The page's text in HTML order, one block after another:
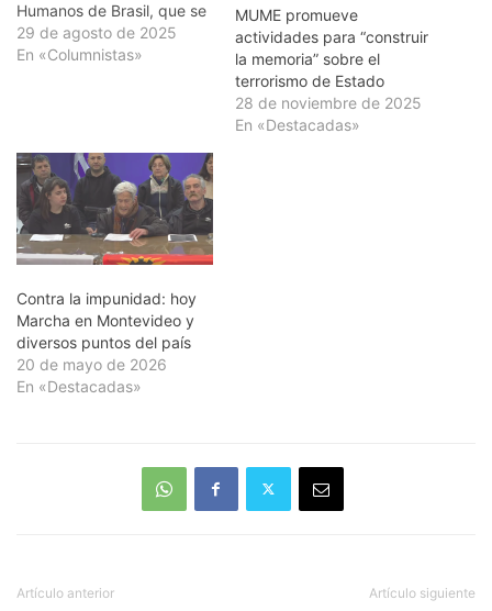
Humanos de Brasil, que se
encuentra en nuestro país
para presentar el
la del Movimiento en el…
29 de agosto de 2025
En «Columnistas»
MUME promueve
actividades para “construir
la memoria” sobre el
terrorismo de Estado
28 de noviembre de 2025
En «Destacadas»
Contra la impunidad: hoy
Marcha en Montevideo y
diversos puntos del país
20 de mayo de 2026
En «Destacadas»
Artículo anterior Artículo siguiente